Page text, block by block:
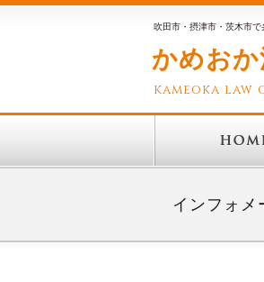
吹田市・摂津市・茨木市で
かめお
kameoka law
インフォメ